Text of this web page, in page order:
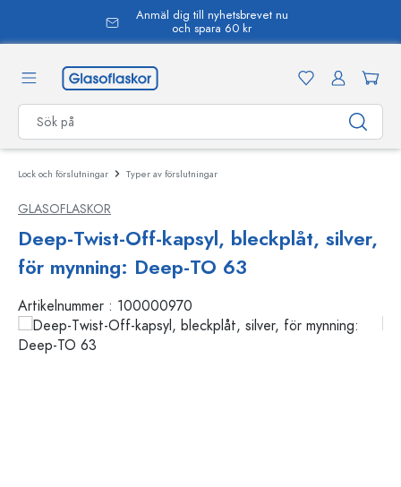
Anmäl dig till nyhetsbrevet nu
och spara 60 kr
Lock och förslutningar Typer av förslutningar
GLASOFLASKOR
Deep-Twist-Off-kapsyl, bleckplåt, silver,
för mynning: Deep-TO 63
Artikelnummer : 100000970